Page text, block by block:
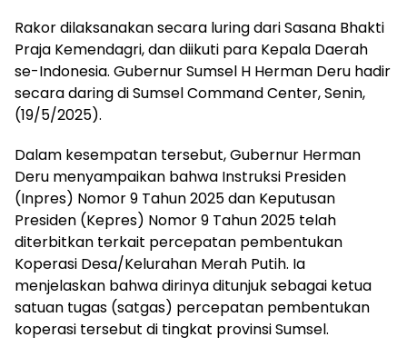
Rakor dilaksanakan secara luring dari Sasana Bhakti
Praja Kemendagri, dan diikuti para Kepala Daerah
se-Indonesia. Gubernur Sumsel H Herman Deru hadir
secara daring di Sumsel Command Center, Senin,
(19/5/2025).
Dalam kesempatan tersebut, Gubernur Herman
Deru menyampaikan bahwa Instruksi Presiden
(Inpres) Nomor 9 Tahun 2025 dan Keputusan
Presiden (Kepres) Nomor 9 Tahun 2025 telah
diterbitkan terkait percepatan pembentukan
Koperasi Desa/Kelurahan Merah Putih. Ia
menjelaskan bahwa dirinya ditunjuk sebagai ketua
satuan tugas (satgas) percepatan pembentukan
koperasi tersebut di tingkat provinsi Sumsel.